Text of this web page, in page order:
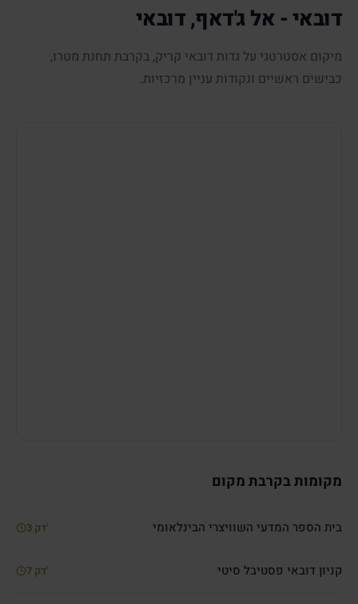
דובאי - אל ג'דאף, דובאי
מיקום אסטרטגי על גדות דובאי קריק, בקרבת תחנת מטרו,
כבישים ראשיים ונקודות עניין מרכזיות.
מקומות בקרבת מקום
בית הספר המדעי השוויצרי הבינלאומי 3 דק'
קניון דובאי פסטיבל סיטי 7 דק'